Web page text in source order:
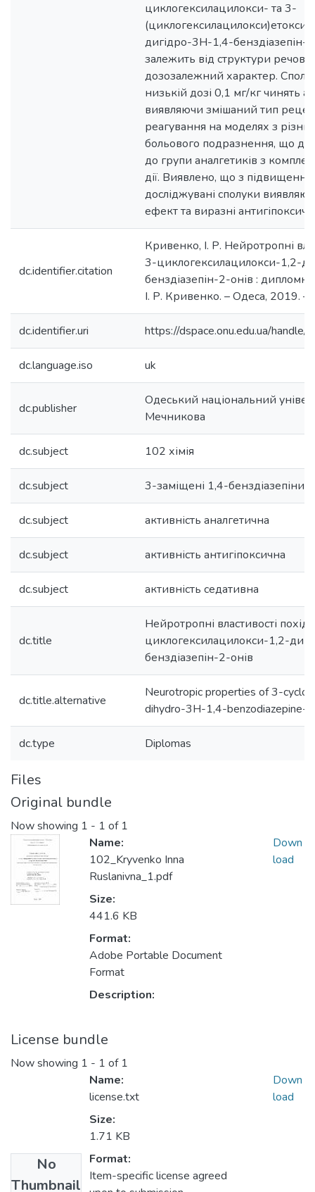
циклогексилацилокси- та 3-
дигідро-3Н-1,4-бенздіазепін-
залежить від структури
дозозалежний характер.
низькій дозі 0,1 мг/кг чинять
виявляючи змішаний тип
реагування на моделях з
больового подразнення, що
до групи аналгетиків з
дії. Виявлено, що з
досліджувані сполуки
ефект та виразні
dc.identifier.citation
Кривенко, І. Р. Нейротропні
3-циклогексилацилокси-1,2-
бенздіазепін-2-онів : дипломна
І. Р. Кривенко. – Одеса, 2019. –
dc.identifier.uri https://dspace.onu.edu.ua/
dc.language.iso uk
dc.publisher
Одеський національний
Мечникова
dc.subject 102 хімія
dc.subject 3-заміщені 1,4-бенздіазепіни
dc.subject активність аналгетична
dc.subject активність антигіпоксична
dc.subject активність седативна
dc.title
Нейротропні властивості
циклогексилацилокси-1,2-
бенздіазепін-2-онів
dc.title.alternative
Neurotropic properties of 3-
dihydro-3H-1,4-benzodiazepine-
dc.type Diplomas
Files
Original bundle
Now showing 1 - 1 of 1
Name:
102_Kryvenko Inna
Ruslanivna_1.pdf
Size:
441.6 KB
Format:
Adobe Portable Document
Format
Description:
Down
load
License bundle
Now showing 1 - 1 of 1
No
Thumbnail
Name:
license.txt
Size:
1.71 KB
Format:
Item-specific license agreed
Down
load